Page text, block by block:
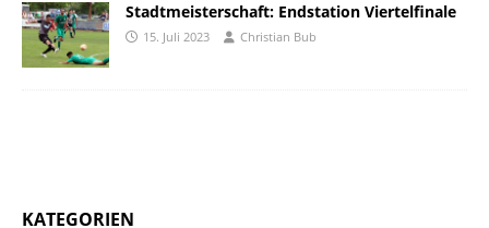
Stadtmeisterschaft: Endstation Viertelfinale
15. Juli 2023 Christian Bub
KATEGORIEN